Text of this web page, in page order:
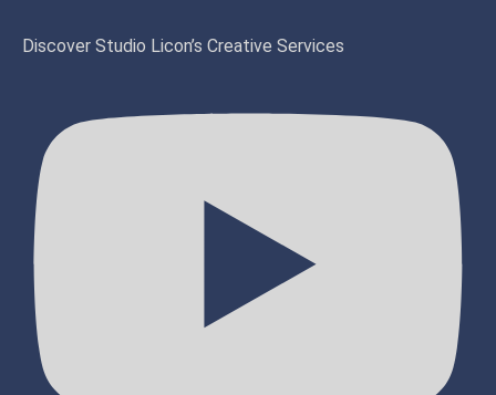
Discover Studio Licon’s Creative Services